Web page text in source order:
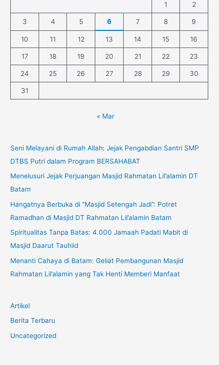
1 2
3 4 5 6 7 8 9
10 11 12 13 14 15 16
17 18 19 20 21 22 23
24 25 26 27 28 29 30
31
« Mar
Seni Melayani di Rumah Allah: Jejak Pengabdian Santri SMP
DTBS Putri dalam Program BERSAHABAT
Menelusuri Jejak Perjuangan Masjid Rahmatan Lil’alamin DT
Batam
Hangatnya Berbuka di “Masjid Setengah Jadi”: Potret
Ramadhan di Masjid DT Rahmatan Lil’alamin Batam
Spiritualitas Tanpa Batas: 4.000 Jamaah Padati Mabit di
Masjid Daarut Tauhiid
Menanti Cahaya di Batam: Geliat Pembangunan Masjid
Rahmatan Lil’alamin yang Tak Henti Memberi Manfaat
Artikel
Berita Terbaru
Uncategorized